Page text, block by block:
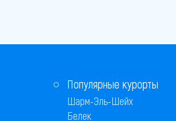
Популярные курорты
Шарм-Эль-Шейх
Белек